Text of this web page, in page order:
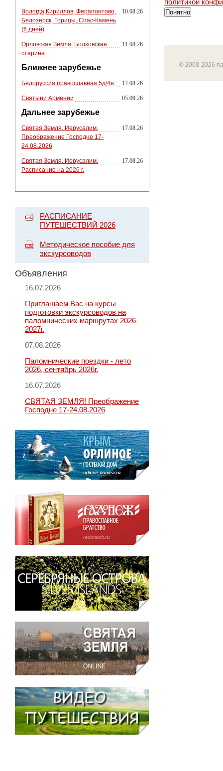
Вологда,Кириллов, Ферапонтово,
Белозерск, Горицы, Спас-Камень
(6 дней)
10.08.26
Орловская Земля. Болховская
старина
11.08.26
Ближнее зарубежье
Белоруссия православная 5д/4н. 17.08.26
Святыни Армении 05.09.26
Дальнее зарубежье
Святая Земля. Иерусалим.
Преображение Господне 17-
24.08.2026
17.08.26
Святая Земля. Иерусалим.
Расписание на 2026 г.
17.08.26
РАСПИСАНИЕ
ПУТЕШЕСТВИЙ 2026
Методическое пособие для
экскурсоводов
Объявления
16.07.2026
Приглашаем Вас на курсы
подготовки экскурсоводов на
паломнических маршрутах 2026-
2027г.
07.08.2026
Паломнические поездки - лето
2026, сентябрь 2026г.
16.07.2026
СВЯТАЯ ЗЕМЛЯ! Преображение
Господне 17-24.08.2026
политикой
Понятно
© 2008-2026